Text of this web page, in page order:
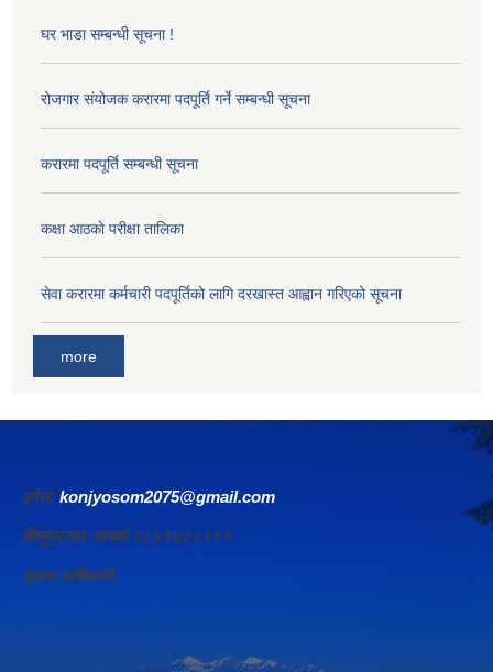
घर भाडा सम्बन्धी सूचना !
रोजगार संयोजक करारमा पदपूर्ति गर्ने सम्बन्धी सूचना
करारमा पदपूर्ति सम्बन्धी सूचना
कक्षा आठकाे परीक्षा तालिका
सेवा करारमा कर्मचारी पदपूर्तिको लागि दरखास्त आह्वान गरिएको सूचना
more
इमेल: konjyosom2075@gmail.com
विष्णुप्रसाद आचार्य ९८५१४२०१११
सूचना अधिकारी